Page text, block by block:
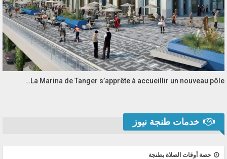
La Marina de Tanger s’apprête à accueillir un nouveau pôle…
خدمات طنجة نيوز
حصة أوقات الصلاة بطنجة